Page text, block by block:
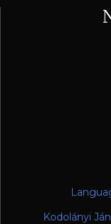
Kodolányi